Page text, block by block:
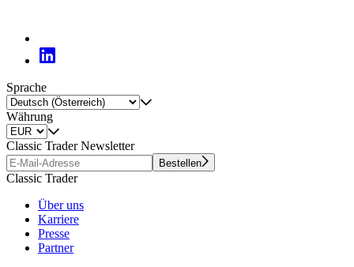
Sprache
Währung
Classic Trader Newsletter
Bestellen
Classic Trader
Über uns
Karriere
Presse
Partner